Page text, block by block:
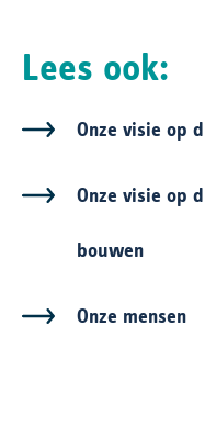
Lees ook:
Onze visie op
Onze visie op
bouwen
Onze mensen